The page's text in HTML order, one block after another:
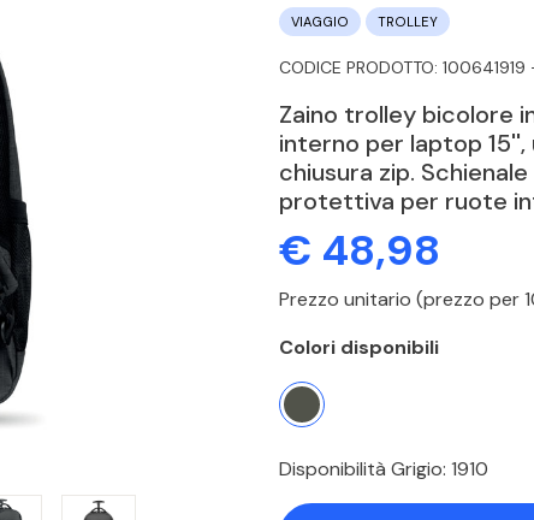
VIAGGIO TROLLEY
CODICE PRODOTTO:
Zaino trolley bicolore
interno per laptop
chiusura zip.
protettiva per ruote
€ 48,98
Prezzo unitario (prezzo per
Colori disponibili
Disponibilità Grigio: 1910